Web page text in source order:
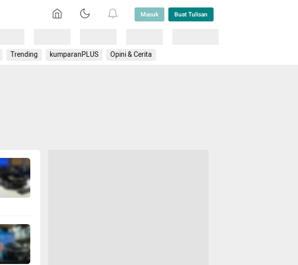
Masuk Buat Tulisan
Trending kumparanPLUS Opini & Cerita